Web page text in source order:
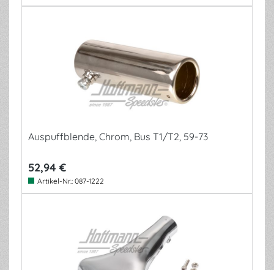
Auspuffblende, Chrom, Bus T1/T2, 59-73
52,94 €
Artikel-Nr.: 087-1222